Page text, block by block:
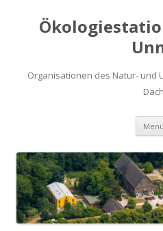
Organisationen des Natur- und
Dach
Menü